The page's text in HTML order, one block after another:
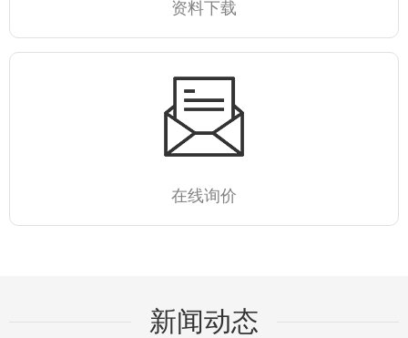
资料下载
在线询价
新闻动态